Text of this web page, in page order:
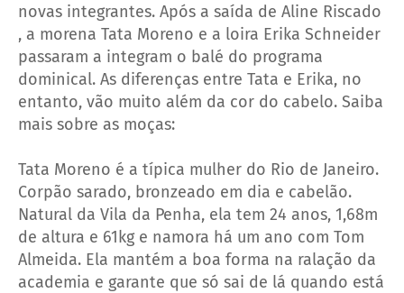
novas integrantes. Após a saída de Aline Riscado
, a morena Tata Moreno e a loira Erika Schneider
passaram a integram o balé do programa
dominical. As diferenças entre Tata e Erika, no
entanto, vão muito além da cor do cabelo. Saiba
mais sobre as moças:
Tata Moreno é a típica mulher do Rio de Janeiro.
Corpão sarado, bronzeado em dia e cabelão.
Natural da Vila da Penha, ela tem 24 anos, 1,68m
de altura e 61kg e namora há um ano com Tom
Almeida. Ela mantém a boa forma na ralação da
academia e garante que só sai de lá quando está